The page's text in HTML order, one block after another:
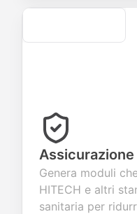
Secure
Genera moduli
HITECH e altri
sanitaria per